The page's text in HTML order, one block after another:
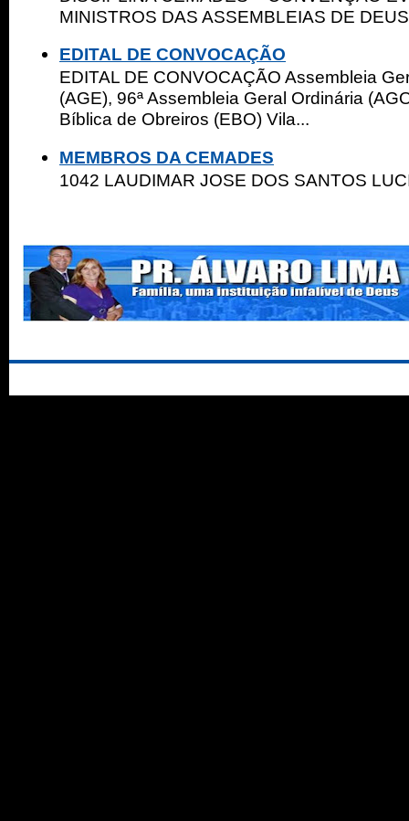
MINISTROS DAS ASSEMBLEIAS DE
EDITAL DE CONVOCAÇÃO
EDITAL DE CONVOCAÇÃO Assembleia
(AGE), 96ª Assembleia Geral Ordinária
Bíblica de Obreiros (EBO) Vila...
MEMBROS DA CEMADES
1042 LAUDIMAR JOSE DOS